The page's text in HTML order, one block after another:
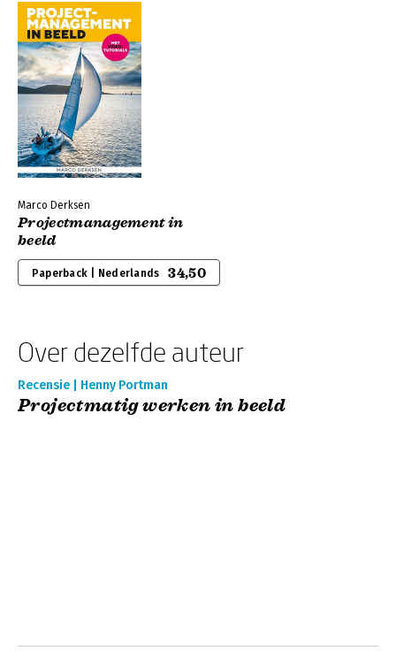
Marco Derksen
Projectmanagement in
beeld
Paperback | Nederlands 34,50
Over dezelfde auteur
Recensie | Henny Portman
Projectmatig werken in beeld